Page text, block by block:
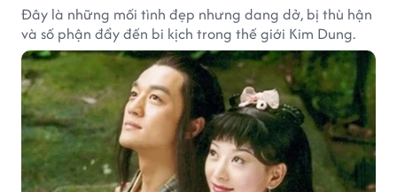
Đây là những mối tình đẹp nhưng dang dở, bị thù hận
và số phận đẩy đến bi kịch trong thế giới Kim Dung.